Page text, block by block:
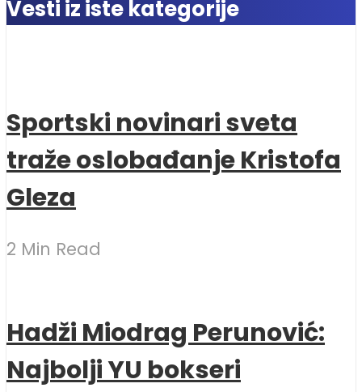
Vesti iz iste kategorije
Sportski novinari sveta
traže oslobađanje Kristofa
Gleza
2 Min Read
Hadži Miodrag Perunović:
Najbolji YU bokseri